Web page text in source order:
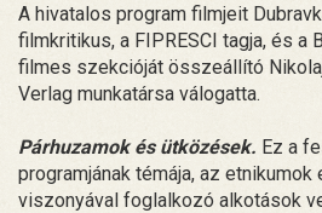
A hivatalos program filmjeit
filmkritikus, a FIPRESCI tagja, és a
filmes szekcióját összeállító
Verlag munkatársa válogatta.
Párhuzamok és ütközések. Ez a
programjának témája, az
viszonyával foglalkozó alkotások